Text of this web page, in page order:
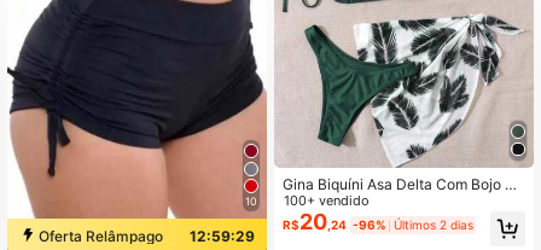
745 Seguidores
4,83 745 Seguidores
745 Seguidores
10
Oferta Relâmpago
12:59:29
Gina Biquíni Asa Delta Com Bojo Co
njunto Calcinha e Sutiã Varias Core
s
100+ vendido
R$20 ,24 -96% Últimos 2 dias